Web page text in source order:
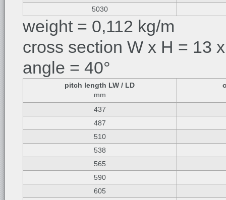
5030
weight = 0,112 kg/m
cross section W x H = 13
angle = 40°
pitch length LW / LD
mm
437
487
510
538
565
590
605